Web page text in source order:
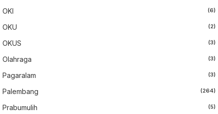
OKI (6)
OKU (2)
OKUS (3)
Olahraga (3)
Pagaralam (3)
Palembang (264)
Prabumulih (5)